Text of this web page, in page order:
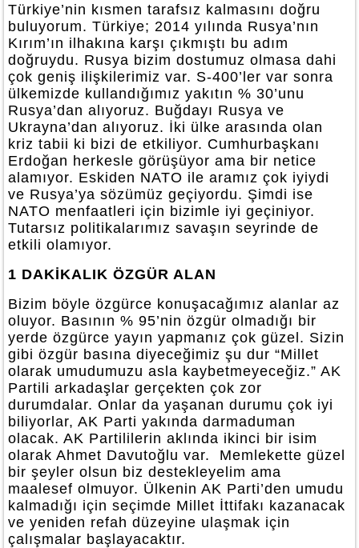
Türkiye’nin kısmen tarafsız kalmasını doğru
buluyorum. Türkiye; 2014 yılında Rusya’nın
Kırım’ın ilhakına karşı çıkmıştı bu adım
doğruydu. Rusya bizim dostumuz olmasa dahi
çok geniş ilişkilerimiz var. S-400’ler var sonra
ülkemizde kullandığımız yakıtın % 30’unu
Rusya’dan alıyoruz. Buğdayı Rusya ve
Ukrayna’dan alıyoruz. İki ülke arasında olan
kriz tabii ki bizi de etkiliyor. Cumhurbaşkanı
Erdoğan herkesle görüşüyor ama bir netice
alamıyor. Eskiden NATO ile aramız çok iyiydi
ve Rusya’ya sözümüz geçiyordu. Şimdi ise
NATO menfaatleri için bizimle iyi geçiniyor.
Tutarsız politikalarımız savaşın seyrinde de
etkili olamıyor.
1 DAKİKALIK ÖZGÜR ALAN
Bizim böyle özgürce konuşacağımız alanlar az
oluyor. Basının % 95’nin özgür olmadığı bir
yerde özgürce yayın yapmanız çok güzel. Sizin
gibi özgür basına diyeceğimiz şu dur “Millet
olarak umudumuzu asla kaybetmeyeceğiz.” AK
Partili arkadaşlar gerçekten çok zor
durumdalar. Onlar da yaşanan durumu çok iyi
biliyorlar, AK Parti yakında darmaduman
olacak. AK Partililerin aklında ikinci bir isim
olarak Ahmet Davutoğlu var. Memlekette güzel
bir şeyler olsun biz destekleyelim ama
maalesef olmuyor. Ülkenin AK Parti’den umudu
kalmadığı için seçimde Millet İttifakı kazanacak
ve yeniden refah düzeyine ulaşmak için
çalışmalar başlayacaktır.